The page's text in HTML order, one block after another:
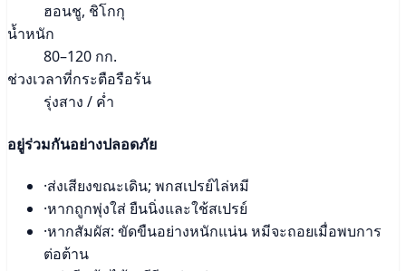
ฮอนชู, ชิโกกุ
น้ำหนัก
80–120 กก.
ช่วงเวลาที่กระตือรือร้น
รุ่งสาง / ค่ำ
อยู่ร่วมกันอย่างปลอดภัย
·ส่งเสียงขณะเดิน; พกสเปรย์ไล่หมี
·หากถูกพุ่งใส่ ยืนนิ่งและใช้สเปรย์
·หากสัมผัส: ขัดขืนอย่างหนักแน่น หมีจะถอยเมื่อพบการ
ต่อต้าน